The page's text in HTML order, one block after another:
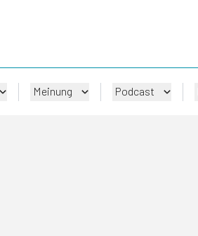
Meinung Podcast